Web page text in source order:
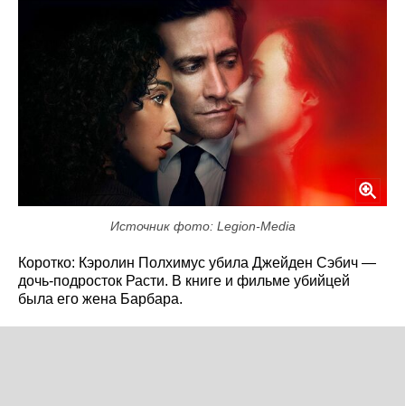
Источник фото: Legion-Media
Коротко: Кэролин Полхимус убила Джейден Сэбич —
дочь-подросток Расти. В книге и фильме убийцей
была его жена Барбара.